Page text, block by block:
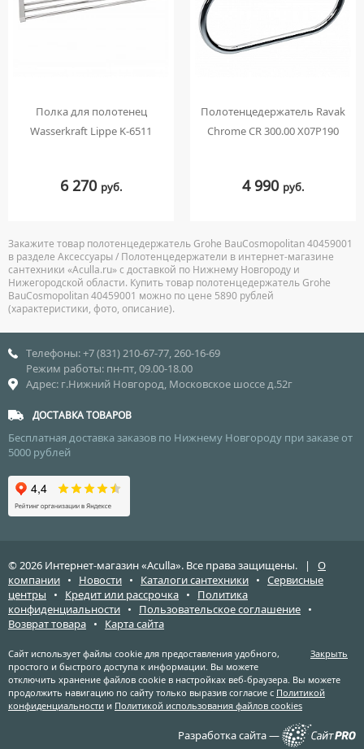
Полка для полотенец
Wasserkraft Lippe K-6511
6 270 руб.
Полотенцедержатель Ravak
Chrome CR 300.00 X07P190
4 990 руб.
Закажите товар полотенцедержатель Grohe BauCosmopolitan 40459001
в разделе Аксессуары / Полотенцедержатели в интернет-магазине
сантехники «Aculla.ru» с доставкой по Нижнему Новгороду и
Нижегородской области. Купить товар полотенцедержатель Grohe
BauCosmopolitan 40459001 можно по цене 5890 рублей
(характеристики, фото, описание).
Телефоны: +7 (831) 210-67-77, 260-16-69
Режим работы: пн-пт, 09.00-18.00
Адрес: г.Нижний Новгород, Московское шоссе д.52г
ДОСТАВКА ТОВАРОВ
Бесплатная доставка заказов по Нижнему Новгороду при заказе от
5000 рублей
© 2026 Интернет-магазин «Aculla». Все права защищены. | О
компании • Новости • Каталоги сантехники • Сервисные
центры • Кредит или рассрочка • Политика
конфиденциальности • Пользовательское соглашение •
Возврат товара • Карта сайта
Закрыть
Сайт использует файлы cookie для предоставления удобного,
простого и быстрого доступа к информации. Вы можете
отключить хранение файлов cookie в настройках веб-браузера. Вы можете
продолжить навигацию по сайту только выразив согласие с Политикой
конфиденциальности и Политикой использования файлов cookies
Разработка сайта —